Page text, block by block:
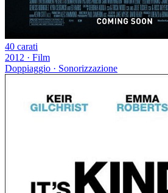
40 carati
2012 · Film
Doppiaggio · Sonorizzazione